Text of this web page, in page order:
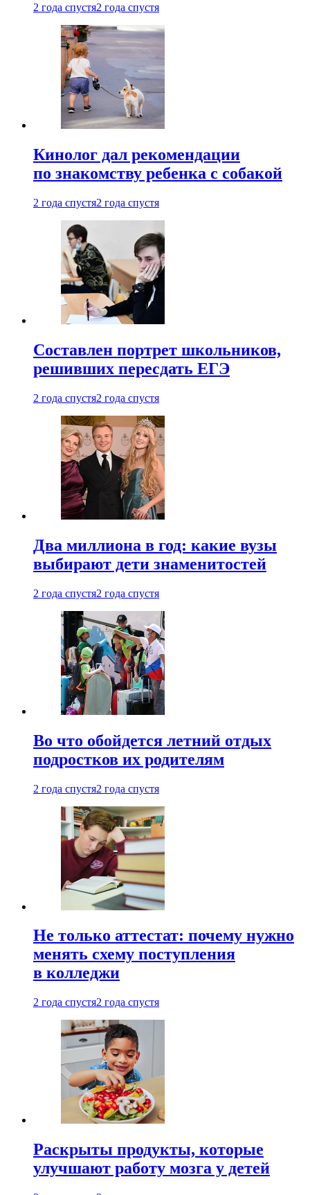
2 года спустя2 года спустя
Кинолог дал рекомендации
по знакомству ребенка с собакой
2 года спустя2 года спустя
Составлен портрет школьников,
решивших пересдать ЕГЭ
2 года спустя2 года спустя
Два миллиона в год: какие вузы
выбирают дети знаменитостей
2 года спустя2 года спустя
Во что обойдется летний отдых
подростков их родителям
2 года спустя2 года спустя
Не только аттестат: почему нужно
менять схему поступления
в колледжи
2 года спустя2 года спустя
Раскрыты продукты, которые
улучшают работу мозга у детей